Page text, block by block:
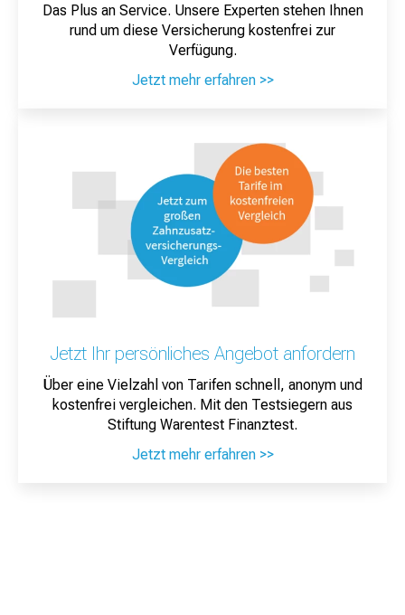
Das Plus an Service. Unsere Experten stehen Ihnen
rund um diese Versicherung kostenfrei zur
Verfügung.
Jetzt mehr erfahren >>
Jetzt Ihr persönliches Angebot anfordern
Über eine Vielzahl von Tarifen schnell, anonym und
kostenfrei vergleichen. Mit den Testsiegern aus
Stiftung Warentest Finanztest.
Jetzt mehr erfahren >>